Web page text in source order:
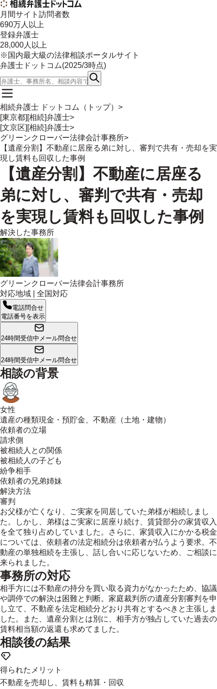
月間サイト訪問者数
690万人以上
登録弁護士
28,000人以上
※国内最大級の法律相談ポータルサイト
弁護士ドットコム(2025/3時点)
相続弁護士 ドットコム（トップ） >
[東京都][相続]弁護士>
[文京区][相続]弁護士>
グリーンクローバー法律会計事務所>
【遺産分割】不動産に居座る弟に対し、審判で共有・売却を実
現し賃料も回収した事例
【遺産分割】不動産に居座る
弟に対し、審判で共有・売却
を実現し賃料も回収した事例
解決した事務所
グリーンクローバー法律会計事務所
対応地域 |
全国対応
電話問合せ
電話番号を表示
24時間受信中 メール問合せ
24時間受信中 メール問合せ
相談の背景
女性
遺産の種類現金・預貯金、不動産（土地・建物）
依頼者の立場
請求側
被相続人との関係
被相続人の子ども
紛争相手
依頼者の兄弟姉妹
解決方法
審判
お父様が亡くなり、ご実家を同居していた弟様が相続しまし
た。しかし、弟様はご実家に居座り続け、賃貸部分の家賃収入
を全て独り占めしていました。さらに、家賃収入にかかる税金
については、依頼者の法定相続分は依頼者が払うよう要求。不
動産の単独相続を主張し、話し合いに応じないため、ご相談に
来られました。
事務所の対応
相手方には不動産の持分を買い取る資力がなかったため、協議
や調停での解決は困難と判断。家庭裁判所の遺産分割審判を申
し立て、不動産を法定相続分どおり共有とするべきと主張しま
した。また、遺産分割とは別に、相手方が独占していた過去の
賃料相当額の返還も求めてました。
相談後の結果
得られたメリット
不動産を売却し、賃料も精算・回収